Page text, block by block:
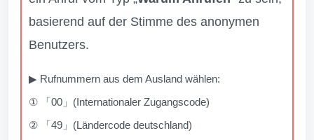
basierend auf der Stimme des anonymen
Benutzers.
▶ Rufnummern aus dem Ausland wählen:
① 「00」(Internationaler Zugangscode)
② 「49」(Ländercode deutschland)